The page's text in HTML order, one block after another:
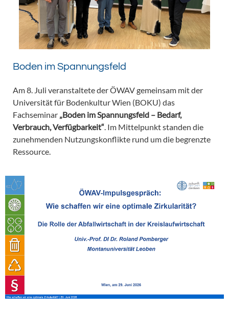
Boden im Spannungsfeld
Am 8. Juli veranstaltete der ÖWAV gemeinsam mit der
Universität für Bodenkultur Wien (BOKU) das
Fachseminar „Boden im Spannungsfeld – Bedarf,
Verbrauch, Verfügbarkeit“ . Im Mittelpunkt standen die
zunehmenden Nutzungskonflikte rund um die begrenzte
Ressource.